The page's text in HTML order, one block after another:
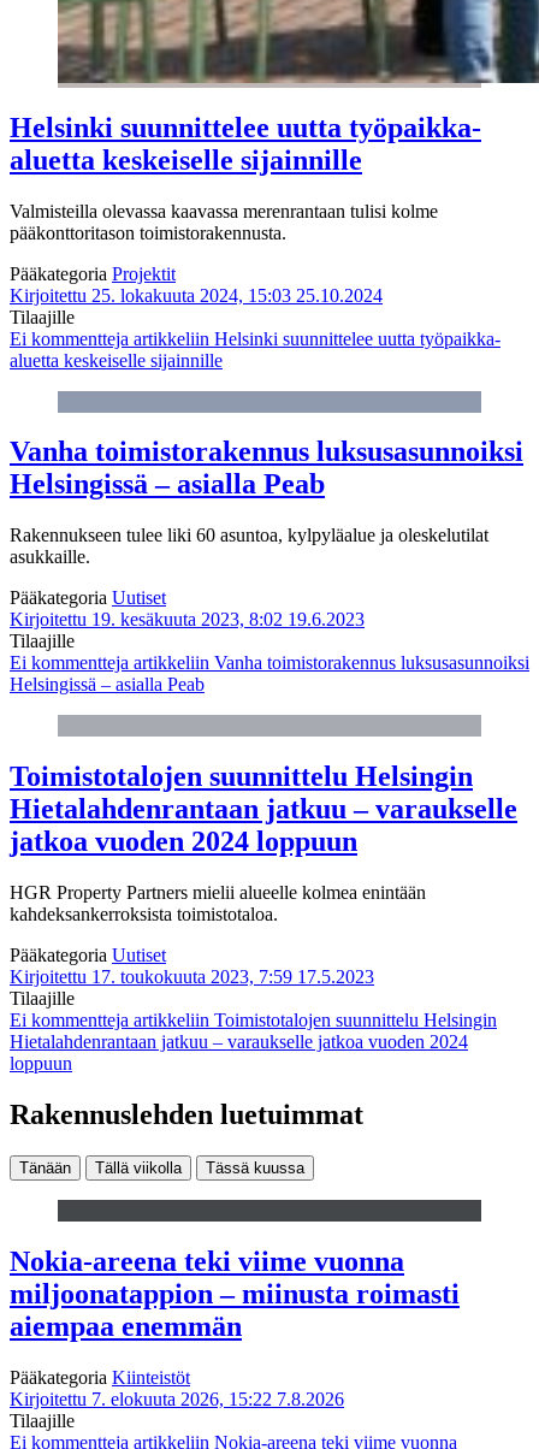
Helsinki suunnittelee uutta työpaikka-
aluetta keskeiselle sijainnille
Valmisteilla olevassa kaavassa merenrantaan tulisi kolme
pääkonttoritason toimistorakennusta.
Pääkategoria Projektit
Kirjoitettu 25. lokakuuta 2024, 15:03 25.10.2024
Tilaajille
Ei kommentteja artikkeliin Helsinki suunnittelee uutta työpaikka-
aluetta keskeiselle sijainnille
Vanha toimis­torakennus luksus­asunnoiksi
Helsingissä – asialla Peab
Rakennukseen tulee liki 60 asuntoa, kylpyläalue ja oleskelutilat
asukkaille.
Pääkategoria Uutiset
Kirjoitettu 19. kesäkuuta 2023, 8:02 19.6.2023
Tilaajille
Ei kommentteja artikkeliin Vanha toimis­torakennus luksus­asunnoiksi
Helsingissä – asialla Peab
Toimistotalojen suunnittelu Helsingin
Hietalahdenrantaan jatkuu – varaukselle
jatkoa vuoden 2024 loppuun
HGR Property Partners mielii alueelle kolmea enintään
kahdeksankerroksista toimistotaloa.
Pääkategoria Uutiset
Kirjoitettu 17. toukokuuta 2023, 7:59 17.5.2023
Tilaajille
Ei kommentteja artikkeliin Toimistotalojen suunnittelu Helsingin
Hietalahdenrantaan jatkuu – varaukselle jatkoa vuoden 2024
loppuun
Rakennuslehden luetuimmat
Tänään Tällä viikolla Tässä kuussa
Nokia-areena teki viime vuonna
miljoonatappion – miinusta roimasti
aiempaa enemmän
Pääkategoria Kiinteistöt
Kirjoitettu 7. elokuuta 2026, 15:22 7.8.2026
Tilaajille
Ei kommentteja artikkeliin Nokia-areena teki viime vuonna